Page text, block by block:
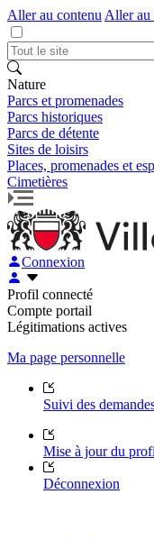
Aller au contenu Aller au
Nature
Parcs et promenades
Parcs historiques
Parcs de détente
Sites de loisirs
Places, promenades et
Cimetières
Connexion
Profil connecté
Compte portail
Légitimations actives
Ma page personnelle
Suivi des
Mise à jour du
Déconnexion